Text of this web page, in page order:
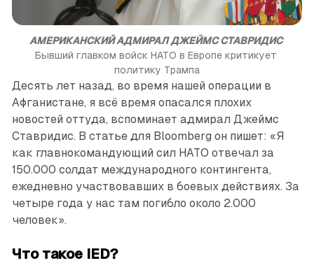
АМЕРИКАНСКИЙ АДМИРАЛ ДЖЕЙМС СТАВРИДИС
Бывший главком войск НАТО в Европе критикует
политику Трампа
Десять лет назад, во время нашей операции в
Афганистане, я всё время опасался плохих
новостей оттуда, вспоминает адмирал Джеймс
Ставридис. В статье для Bloomberg он пишет: «Я
как главнокомандующий сил НАТО отвечал за
150.000 солдат международного контингента,
ежедневно участвовавших в боевых действиях. За
четыре года у нас там погибло около 2.000
человек».
Что такое IED?